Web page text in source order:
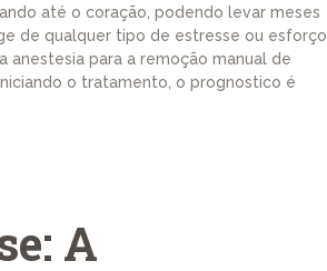
até o coração, podendo levar meses
de qualquer tipo de estresse ou esforço
anestesia para a remoção manual de
o tratamento, o prognostico é
A